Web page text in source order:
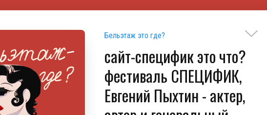
Бельэтаж это где?
сайт-специфик это что?
фестиваль СПЕЦИФИК,
Евгений Пыхтин - актер,